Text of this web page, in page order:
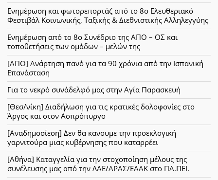
Ενημέρωση και φωτορεπορτάζ από το 8ο Ελευθεριακό
Φεστιβάλ Κοινωνικής, Ταξικής & Διεθνιστικής Αλληλεγγύης
Ενημέρωση από το 8ο Συνέδριο της ΑΠΟ – ΟΣ και
τοποθετήσεις των ομάδων – μελών της
[ΑΠΟ] Ανάρτηση πανό για τα 90 χρόνια από την Ισπανική
Επανάσταση
Για το νεκρό συνάδελφό μας στην Αγία Παρασκευή
[Θεσ/νίκη] Διαδήλωση για τις κρατικές δολοφονίες στο
Άργος και στον Ασπρόπυργο
[Αναδημοσίεση] Δεν θα κανουμε την προεκλογική
γαρνιτούρα μιας κυβέρνησης που καταρρέει
[Αθήνα] Καταγγελία για την στοχοποίηση μέλους της
συνέλευσης μας από την ΛΑΕ/ΑΡΑΣ/ΕΑΑΚ στο ΠΑ.ΠΕΙ.